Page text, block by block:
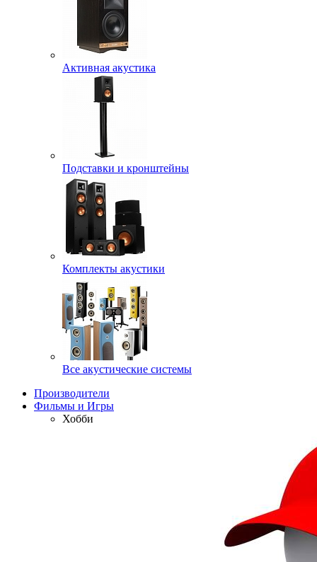
Активная акустика
Подставки и кронштейны
Комплекты акустики
Все акустические системы
Производители
Фильмы и Игры
Хобби